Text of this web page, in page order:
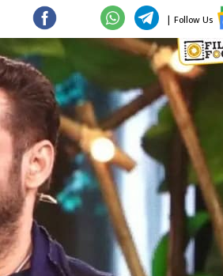
| Follow Us